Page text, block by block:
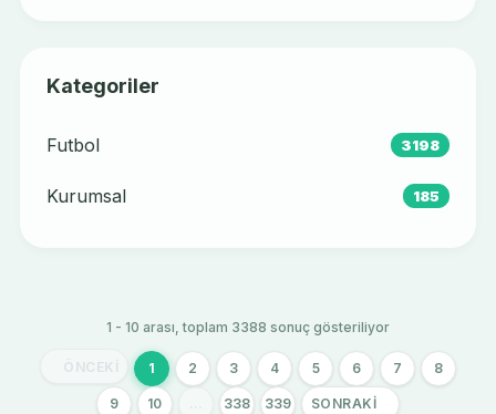
Kategoriler
Futbol 3198
Kurumsal 185
1 - 10 arası, toplam 3388 sonuç gösteriliyor
ÖNCEKI 1 2 3 4 5 6 7 8
9 10 338 339 SONRAKI